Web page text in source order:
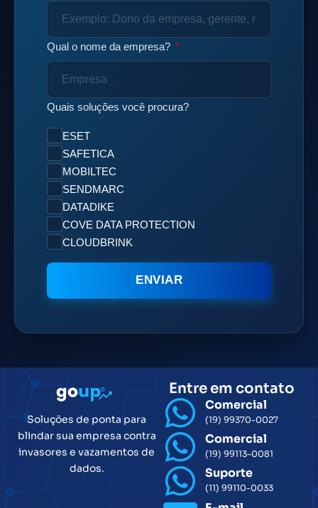
Qual o nome da empresa?
Quais soluções você procura?
ESET
SAFETICA
MOBILTEC
SENDMARC
DATADIKE
COVE DATA PROTECTION
CLOUDBRINK
ENVIAR
Soluções de ponta para
blindar sua empresa contra
invasores e vazamentos de
dados.
Entre em contato
Comercial
(19) 99370-0027
Comercial
(19) 99113–0081
Suporte
(11) 99110-0033